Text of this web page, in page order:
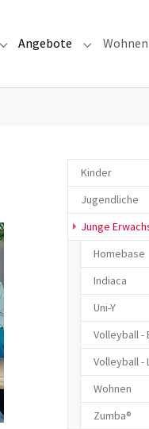
Submenu for "Über uns"
Angebote Submenu
Wohnen
Kinder
Jugendliche
Junge
Homebase
Indiaca
Uni-Y
Volleyball -
Volleyball -
Wohnen
Zumba®